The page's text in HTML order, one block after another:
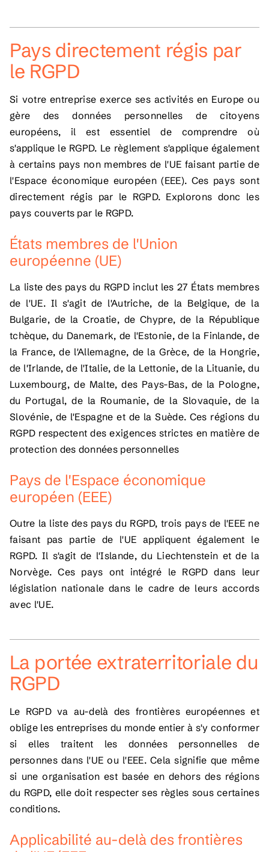
Pays directement régis par
le RGPD
Si votre entreprise exerce ses activités en Europe ou
gère des données personnelles de citoyens
européens, il est essentiel de comprendre où
s'applique le RGPD. Le règlement s'applique également
à certains pays non membres de l'UE faisant partie de
l'Espace économique européen (EEE). Ces pays sont
directement régis par le RGPD. Explorons donc les
pays couverts par le RGPD.
États membres de l'Union
européenne (UE)
La liste des pays du RGPD inclut les 27 États membres
de l'UE. Il s'agit de l'Autriche, de la Belgique, de la
Bulgarie, de la Croatie, de Chypre, de la République
tchèque, du Danemark, de l'Estonie, de la Finlande, de
la France, de l'Allemagne, de la Grèce, de la Hongrie,
de l'Irlande, de l'Italie, de la Lettonie, de la Lituanie, du
Luxembourg, de Malte, des Pays-Bas, de la Pologne,
du Portugal, de la Roumanie, de la Slovaquie, de la
Slovénie, de l'Espagne et de la Suède. Ces régions du
RGPD respectent des exigences strictes en matière de
protection des données personnelles
Pays de l'Espace économique
européen (EEE)
Outre la liste des pays du RGPD, trois pays de l'EEE ne
faisant pas partie de l'UE appliquent également le
RGPD. Il s'agit de l'Islande, du Liechtenstein et de la
Norvège. Ces pays ont intégré le RGPD dans leur
législation nationale dans le cadre de leurs accords
avec l'UE.
La portée extraterritoriale du
RGPD
Le RGPD va au-delà des frontières européennes et
oblige les entreprises du monde entier à s'y conformer
si elles traitent les données personnelles de
personnes dans l'UE ou l'EEE. Cela signifie que même
si une organisation est basée en dehors des régions
du RGPD, elle doit respecter ses règles sous certaines
conditions.
Applicabilité au-delà des frontières